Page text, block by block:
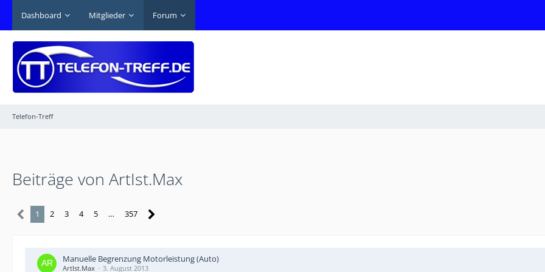
Dashboard Mitglieder Forum
Telefon-Treff
Beiträge von ArtIst.Max
1 2 3 4 5 … 357
Manuelle Begrenzung Motorleistung (Auto)
ArtIst.Max 3. August 2013